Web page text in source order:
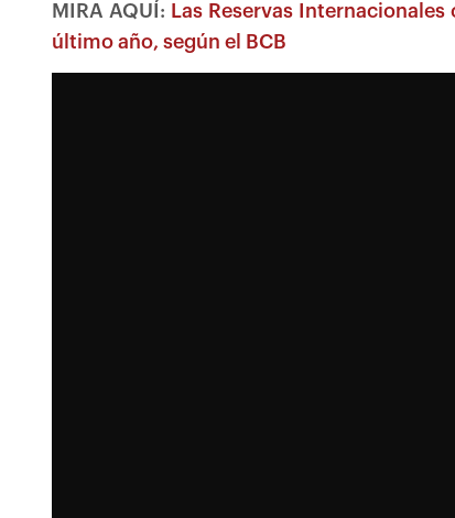
MIRA AQUÍ: Las Reservas
último año, según el BCB